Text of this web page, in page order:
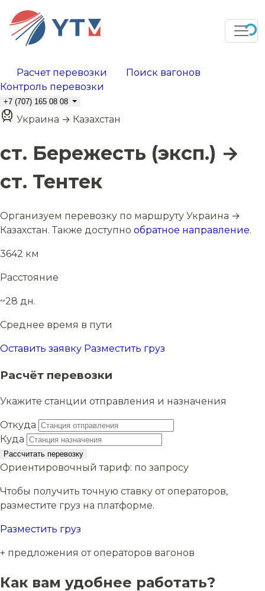
Расчет перевозки
Поиск вагонов
Контроль перевозки
+7 (707) 165 08 08
Украина → Казахстан
ст. Бережесть (эксп.) →
ст. Тентек
Организуем перевозку по маршруту Украина →
Казахстан. Также доступно обратное направление.
3642 км
Расстояние
~28 дн.
Среднее время в пути
Оставить заявку Разместить груз
Расчёт перевозки
Укажите станции отправления и назначения
Откуда
Куда
Рассчитать перевозку
Ориентировочный тариф: по запросу
Чтобы получить точную ставку от операторов,
разместите груз на платформе.
Разместить груз
+ предложения от операторов вагонов
Как вам удобнее работать?